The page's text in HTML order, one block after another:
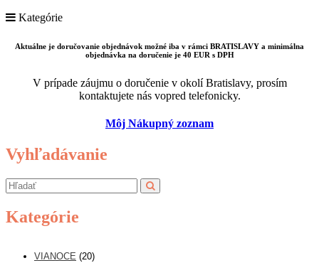
Kategórie
Aktuálne je doručovanie objednávok možné iba v rámci BRATISLAVY a minimálna
objednávka na doručenie je 40 EUR s DPH
V prípade záujmu o doručenie v okolí Bratislavy, prosím
kontaktujete nás vopred telefonicky.
Môj Nákupný zoznam
Vyhľadávanie
Kategórie
VIANOCE (20)